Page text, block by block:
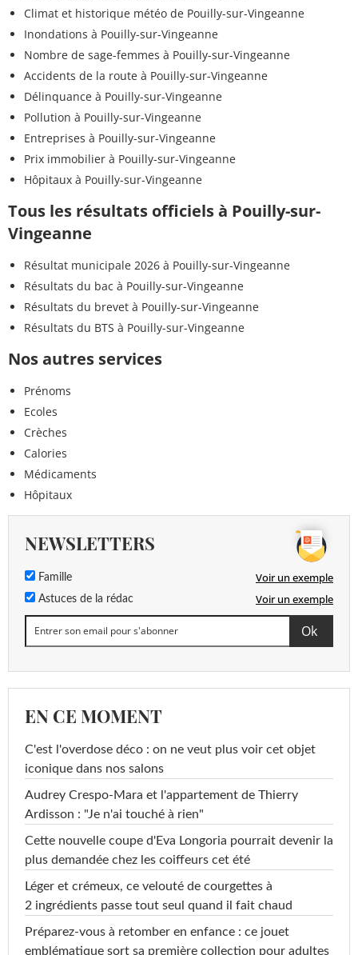
Climat et historique météo de Pouilly-sur-Vingeanne
Inondations à Pouilly-sur-Vingeanne
Nombre de sage-femmes à Pouilly-sur-Vingeanne
Accidents de la route à Pouilly-sur-Vingeanne
Délinquance à Pouilly-sur-Vingeanne
Pollution à Pouilly-sur-Vingeanne
Entreprises à Pouilly-sur-Vingeanne
Prix immobilier à Pouilly-sur-Vingeanne
Hôpitaux à Pouilly-sur-Vingeanne
Tous les résultats officiels à Pouilly-sur-
Vingeanne
Résultat municipale 2026 à Pouilly-sur-Vingeanne
Résultats du bac à Pouilly-sur-Vingeanne
Résultats du brevet à Pouilly-sur-Vingeanne
Résultats du BTS à Pouilly-sur-Vingeanne
Nos autres services
Prénoms
Ecoles
Crèches
Calories
Médicaments
Hôpitaux
NEWSLETTERS
Famille Voir un exemple
Astuces de la rédac Voir un exemple
EN CE MOMENT
C'est l'overdose déco : on ne veut plus voir cet objet
iconique dans nos salons
Audrey Crespo-Mara et l'appartement de Thierry
Ardisson : "Je n'ai touché à rien"
Cette nouvelle coupe d'Eva Longoria pourrait devenir la
plus demandée chez les coiffeurs cet été
Léger et crémeux, ce velouté de courgettes à
2 ingrédients passe tout seul quand il fait chaud
Préparez-vous à retomber en enfance : ce jouet
emblématique sort sa première collection pour adultes